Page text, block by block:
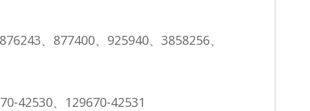
、877400、925940、3858256、
42530、129670-42531